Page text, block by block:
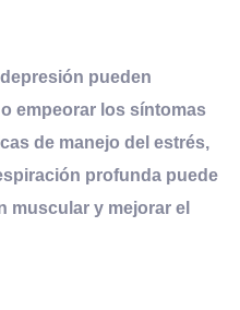
pueden
empeorar los síntomas
de manejo del estrés,
profunda puede
muscular y mejorar el